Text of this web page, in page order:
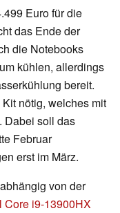
Euro für die
das Ende der
die Notebooks
kühlen, allerdings
bereit.
nötig, welches mit
Dabei soll das
Februar
erst im März.
von der
Core i9-13900HX